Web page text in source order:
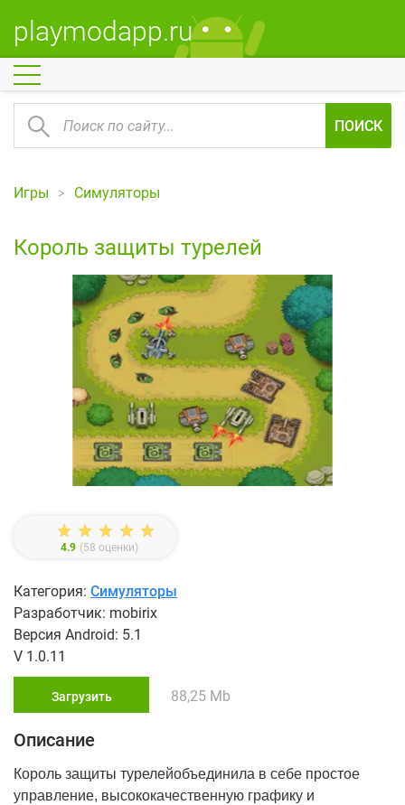
playmodapp.ru
ПОИСК
Игры Симуляторы
Король защиты турелей
4.9 (58 оценки)
Категория: Симуляторы
Разработчик: mobirix
Версия Android: 5.1
V 1.0.11
Загрузить 88,25 Mb
Описание
Король защиты турелейобъединила в себе простое
управление, высококачественную графику и